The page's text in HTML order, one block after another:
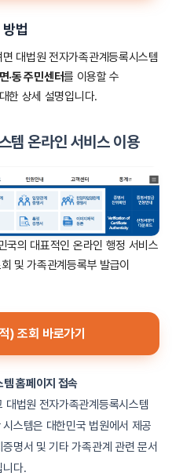
법
대법원 전자가족관계등록시스템
·동 주민센터를 이용할 수
한 상세 설명입니다.
템 온라인 서비스 이용
국의 대표적인 온라인 행정 서비스
및 가족관계등록부 발급이
) 조회 바로가기
홈페이지 접속
대법원 전자가족관계등록시스템
스템은 대한민국 법원에서 제공
명서 및 기타 가족관계 관련 문서
니다.